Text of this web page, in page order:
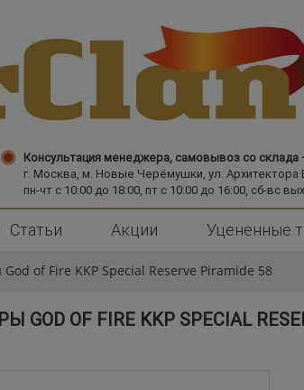
Консультация менеджера, самовывоз со склада
г. Москва, м. Новые Черёмушки, ул. Архитектора
пн-чт с 10:00 до 18:00, пт с 10:00 до 16:00, сб-вс
Статьи Акции Уцененные
of Fire KKP Special Reserve Piramide 58
GOD OF FIRE KKP SPECIAL